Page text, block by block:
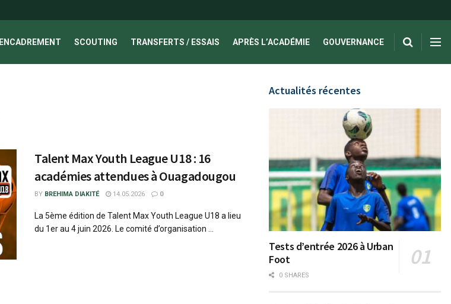
ENCADREMENT SCOUTING TRANSFERTS / ESSAIS APRÈS L’ACADÉMIE GOUVERNANCE
Talent Max Youth League U18 : 16
académies attendues à Ouagadougou
BY BREHIMA DIAKITÉ 14.05.2026 0
La 5ème édition de Talent Max Youth League U18 a lieu
du 1er au 4 juin 2026. Le comité d’organisation ...
Actualités récentes
Tests d’entrée 2026 à Urban
Foot
0 SHARES